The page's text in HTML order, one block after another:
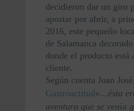
decidieron dar un giro
apostar por abrir, a
2016, este pequeño
de Salamanca
donde el producto está
cliente.
Gastroactitud«…ésta
aventura que se venía